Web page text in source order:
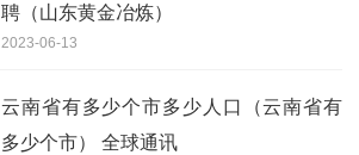
聘（山东黄金冶炼）
2023-06-13
云南省有多少个市多少人口（云南省有
多少个市） 全球通讯